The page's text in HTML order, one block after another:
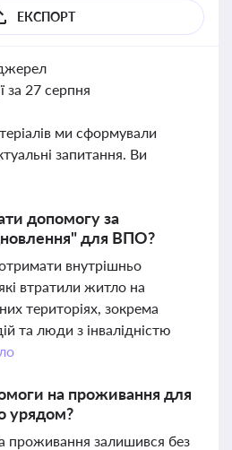
ЕКСПОРТ
за 27 серпня
ми сформували
запитання. Ви
допомогу за
для ВПО?
внутрішньо
втратили житло на
територіях, зокрема
та люди з інвалідністю
на проживання для
урядом?
проживання залишився без